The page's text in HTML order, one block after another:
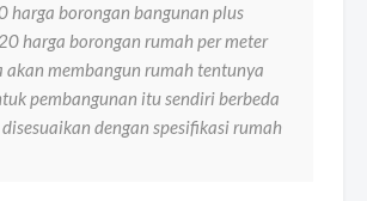
harga borongan bangunan plus
harga borongan rumah per meter
membangun rumah tentunya
pembangunan itu sendiri berbeda
dengan spesifikasi rumah